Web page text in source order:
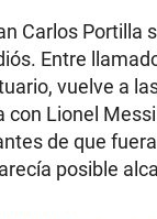
Carlos Portilla
Entre
vuelve a
con Lionel
de que
posible